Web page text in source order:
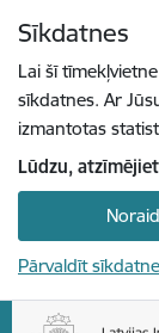
Sīkdatnes
Lai šī
sīkdatnes. Ar
izmantotas
Lūdzu,
Pārvaldīt